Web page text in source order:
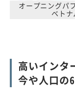
オープニングパ
ベト
高いインタ
今や人口の